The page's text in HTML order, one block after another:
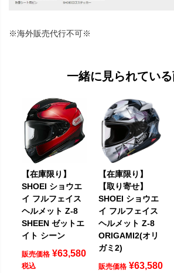
※海外販売代行不可※
一緒に見られてい
【在庫限り】
SHOEI ショウエ
イ フルフェイス
ヘルメット Z-8
SHEEN ゼットエ
イト シーン
販売価格 ¥63,580
税込
【在庫限り】
【取り寄せ】
SHOEI ショウエ
イ フルフェイス
ヘルメット Z-8
ORIGAMI2(オリ
ガミ2)
販売価格 ¥63,580